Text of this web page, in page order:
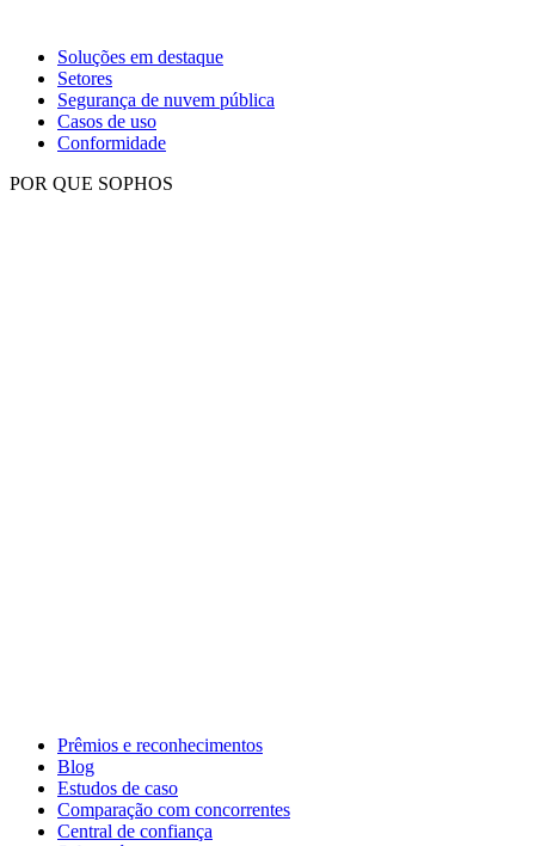
Soluções em destaque
Setores
Segurança de nuvem pública
Casos de uso
Conformidade
POR QUE SOPHOS
Prêmios e reconhecimentos
Blog
Estudos de caso
Comparação com concorrentes
Central de confiança